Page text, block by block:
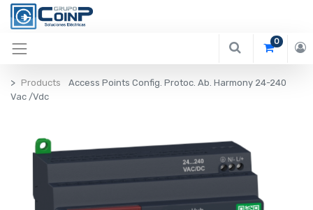
0
Products
Access Points Config. Protoc. Ab. Harmony 24-240
Vac /Vdc